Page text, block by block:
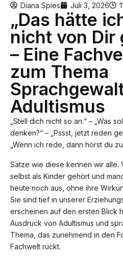
Diana Spies Juli 3, 2026
„Das hätte
nicht von
– Eine
zum Thema
Adultismus
„Stell dich nicht so an.“ – „Was
denken?“ – „Pssst, jetzt reden
„Wenn ich rede, dann hörst du
Sätze wie diese kennen wir alle.
selbst als Kinder gehört und
heute noch aus, ohne ihre
Sie sind tief in unserer
erscheinen auf den ersten Blick
Ausdruck von Adultismus und
Thema, das zunehmend in den
Fachwelt rückt.